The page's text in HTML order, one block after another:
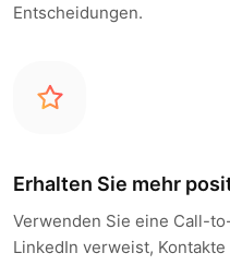
Entscheidungen.
Erhalten Sie mehr
Verwenden Sie eine Call-
LinkedIn verweist,